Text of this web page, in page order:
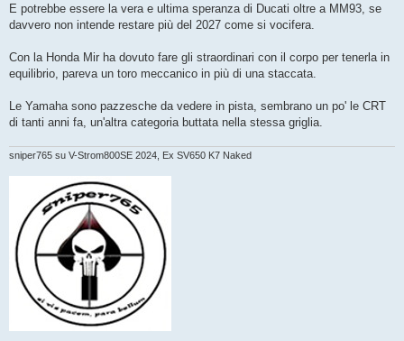
E potrebbe essere la vera e ultima speranza di Ducati oltre a MM93, se
davvero non intende restare più del 2027 come si vocifera.
Con la Honda Mir ha dovuto fare gli straordinari con il corpo per tenerla in
equilibrio, pareva un toro meccanico in più di una staccata.
Le Yamaha sono pazzesche da vedere in pista, sembrano un po' le CRT
di tanti anni fa, un'altra categoria buttata nella stessa griglia.
sniper765 su V-Strom800SE 2024, Ex SV650 K7 Naked